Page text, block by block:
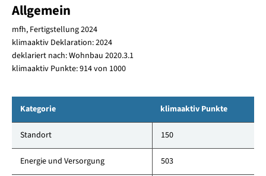
Allgemein
mfh, Fertigstellung 2024
klimaaktiv Deklaration: 2024
deklariert nach: Wohnbau 2020.3.1
klimaaktiv Punkte: 914 von 1000
Kategorie klimaaktiv Punkte
Standort 150
Energie und Versorgung 503